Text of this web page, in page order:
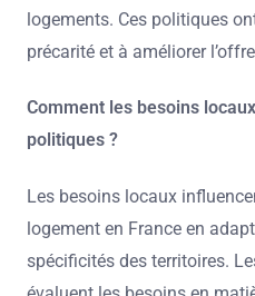
logements. Ces politiques
précarité et à améliorer
Comment les besoins
politiques ?
Les besoins locaux
logement en France en
spécificités des territoires.